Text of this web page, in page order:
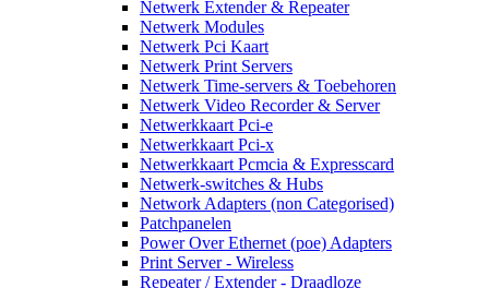
Netwerk Extender & Repeater
Netwerk Modules
Netwerk Pci Kaart
Netwerk Print Servers
Netwerk Time-servers & Toebehoren
Netwerk Video Recorder & Server
Netwerkkaart Pci-e
Netwerkkaart Pci-x
Netwerkkaart Pcmcia & Expresscard
Netwerk-switches & Hubs
Network Adapters (non Categorised)
Patchpanelen
Power Over Ethernet (poe) Adapters
Print Server - Wireless
Repeater / Extender - Draadloze